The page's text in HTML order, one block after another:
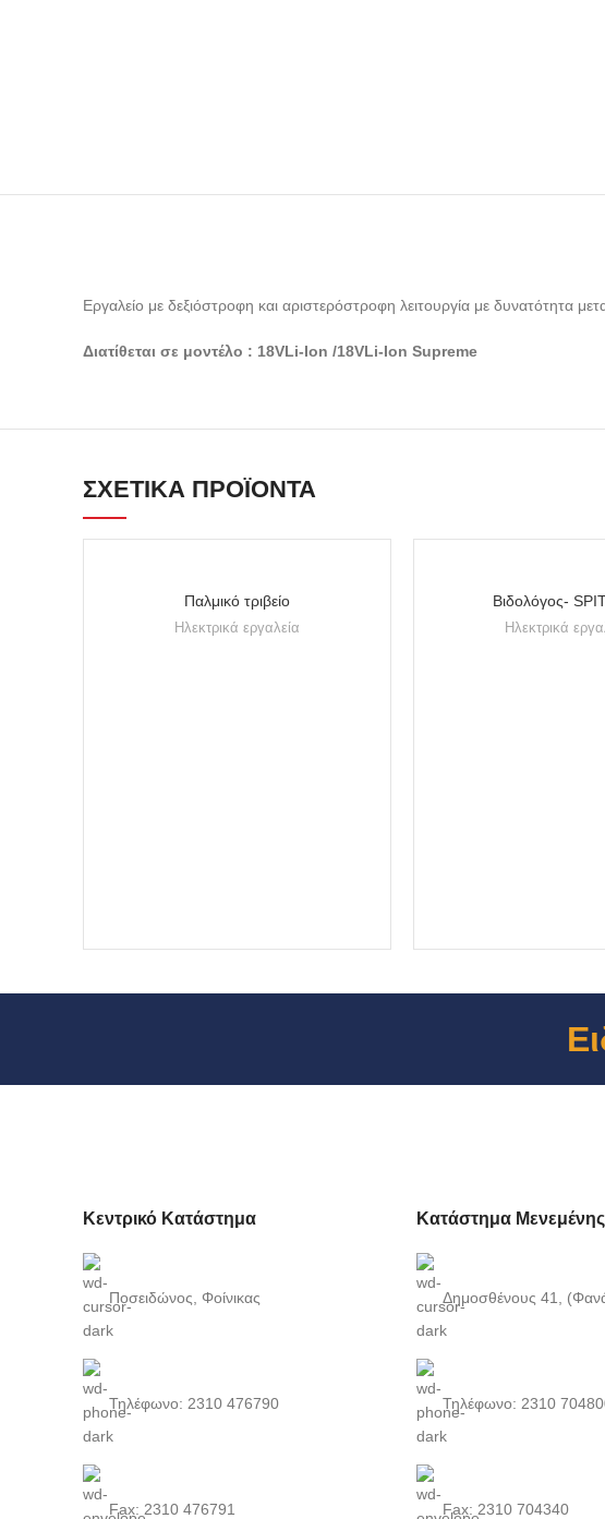
Εργαλείο με δεξιόστροφη και αριστερόστροφη λειτουργία με δυνατότητα
Διατίθεται σε μοντέλο : 18VLi-Ion /18VLi-Ion Supreme
ΣΧΕΤΙΚΆ ΠΡΟΪΌΝΤΑ
Παλμικό τριβείο
Ηλεκτρικά εργαλεία
Βιδολόγος-
Ηλεκτρικά
Κεντρικό Κατάστημα
Ποσειδώνος, Φοίνικας
Τηλέφωνο: 2310 476790
Fax: 2310 476791
Κατάστημα Μενεμένης
Δημοσθένους 41,
Τηλέφωνο: 2310
Fax: 2310 704340